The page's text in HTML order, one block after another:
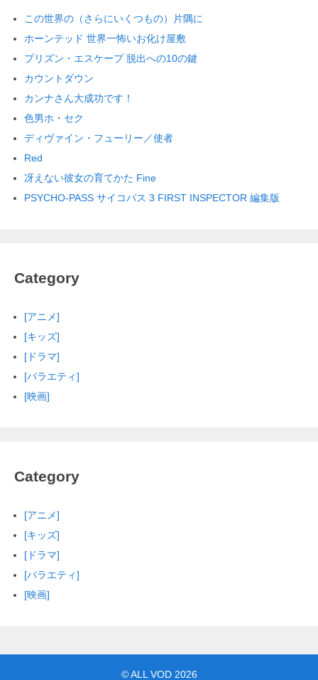
この世界の（さらにいくつもの）片隅に
ホーンテッド 世界一怖いお化け屋敷
プリズン・エスケープ 脱出への10の鍵
カウントダウン
カンナさん大成功です！
色男ホ・セク
ディヴァイン・フューリー／使者
Red
冴えない彼女の育てかた Fine
PSYCHO-PASS サイコパス 3 FIRST INSPECTOR 編集版
Category
[アニメ]
[キッズ]
[ドラマ]
[バラエティ]
[映画]
Category
[アニメ]
[キッズ]
[ドラマ]
[バラエティ]
[映画]
©ALL VOD2026